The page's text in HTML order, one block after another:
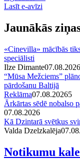
Lasīt e-avīzi
Jaunākās
«Cinevilla» mācībās
speciālisti
Ilze Dimante07.08.2026
“Mūsa Mežciems”
pārdošanu Baltijā
Reklāma07.08.20265
Ārkārtas sēdē nobalso
07.08.2026
Kā Dzintarā svētkus
Valda Dzelzkalēja
Notikumu